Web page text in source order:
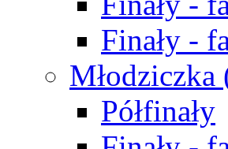
Finały -
Półfinały